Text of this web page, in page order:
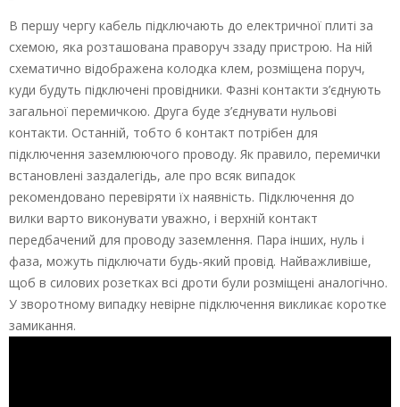
В першу чергу кабель підключають до електричної плиті за
схемою, яка розташована праворуч ззаду пристрою. На ній
схематично відображена колодка клем, розміщена поруч,
куди будуть підключені провідники. Фазні контакти з’єднують
загальної перемичкою. Друга буде з’єднувати нульові
контакти. Останній, тобто 6 контакт потрібен для
підключення заземлюючого проводу. Як правило, перемички
встановлені заздалегідь, але про всяк випадок
рекомендовано перевіряти їх наявність. Підключення до
вилки варто виконувати уважно, і верхній контакт
передбачений для проводу заземлення. Пара інших, нуль і
фаза, можуть підключати будь-який провід. Найважливіше,
щоб в силових розетках всі дроти були розміщені аналогічно.
У зворотному випадку невірне підключення викликає коротке
замикання.